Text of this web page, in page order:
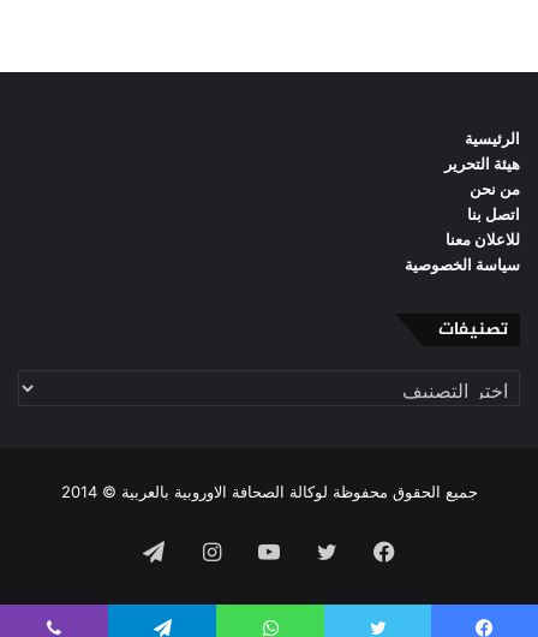
الرئيسية
هيئة التحرير
من نحن
اتصل بنا
للاعلان معنا
سياسة الخصوصية
تصنيفات
تصنيفات
جميع الحقوق محفوظة لوكالة الصحافة الاوروبية بالعربية © 2014
فيسبوك تويتر يوتيوبانستقرامتيلقرام